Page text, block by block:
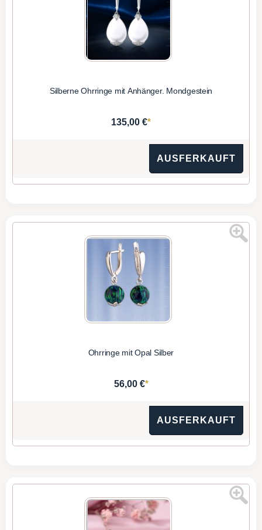
Silberne Ohrringe mit Anhänger. Mondgestein
135,00 €*
AUSFERKAUFT
Ohrringe mit Opal Silber
56,00 €*
AUSFERKAUFT